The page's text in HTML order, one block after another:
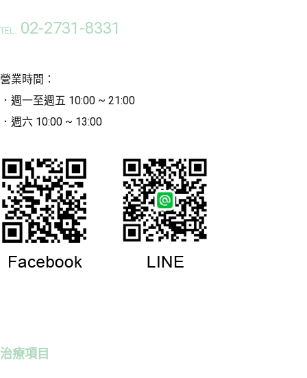
TEL : 02-2731-8331
營業時間：
．週一至週五 10:00 ~ 21:00
．週六 10:00 ~ 13:00
治療項目